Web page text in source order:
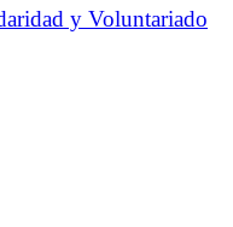
y Voluntariado